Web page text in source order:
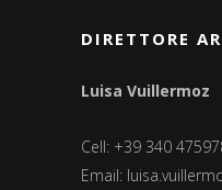
DIRETTORE
Luisa Vuillermoz
Cell: +39 340
Email: